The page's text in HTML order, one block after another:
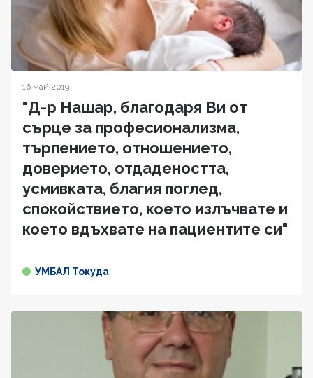
16 май 2019
"Д-р Нашар, благодаря Ви от
сърце за професионализма,
търпението, отношението,
доверието, отдадеността,
усмивката, благия поглед,
спокойствието, което излъчвате и
което вдъхвате на пациентите си"
УМБАЛ Токуда